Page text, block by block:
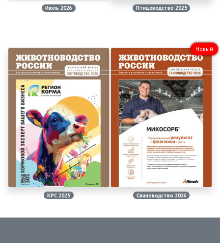
Июль 2026 Птицеводство 2025
КРС 2025 Свиноводство 2026
Новый